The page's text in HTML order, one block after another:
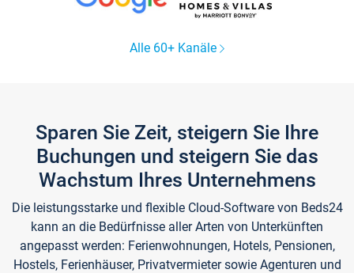
Alle 60+ Kanäle
Sparen Sie Zeit, steigern Sie Ihre
Buchungen und steigern Sie das
Wachstum Ihres Unternehmens
Die leistungsstarke und flexible Cloud-Software von Beds24
kann an die Bedürfnisse aller Arten von Unterkünften
angepasst werden: Ferienwohnungen, Hotels, Pensionen,
Hostels, Ferienhäuser, Privatvermieter sowie Agenturen und